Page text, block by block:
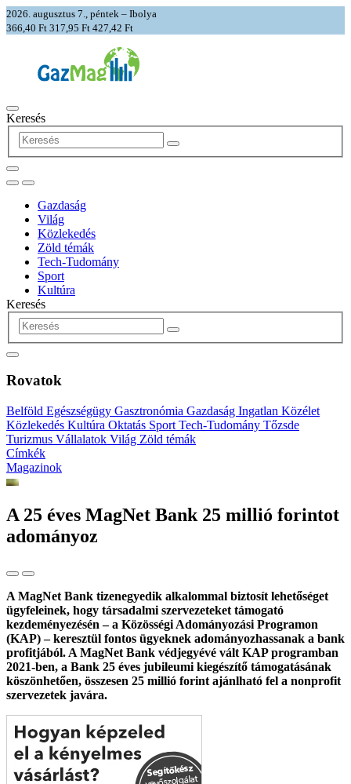
2026. augusztus 7., péntek – Ibolya
366,40 Ft 317,95 Ft 427,42 Ft
Keresés
Gazdaság
Világ
Közlekedés
Zöld témák
Tech-Tudomány
Sport
Kultúra
Keresés
Rovatok
Belföld Egészségügy Gasztronómia Gazdaság Ingatlan Közélet
Közlekedés Kultúra Oktatás Sport Tech-Tudomány Tőzsde
Turizmus Vállalatok Világ Zöld témák
Címkék
Magazinok
A 25 éves MagNet Bank 25 millió forintot
adományoz
A MagNet Bank tizenegyedik alkalommal biztosít lehetőséget
ügyfeleinek, hogy társadalmi szervezeteket támogató
kezdeményezésén – a Közösségi Adományozási Programon
(KAP) – keresztül fontos ügyeknek adományozhassanak a bank
profitjából. A MagNet Bank védjegyévé vált KAP programban
2021-ben, a Bank 25 éves jubileumi kiegészítő támogatásának
köszönhetően, összesen 25 millió forint ajánlható fel a nonprofit
szervezetek javára.